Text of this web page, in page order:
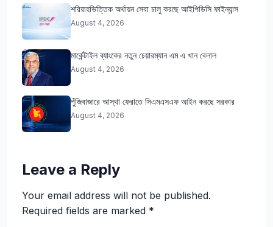
শরিয়াহভিত্তিক অর্থায়ন সেবা চালু করছে আইপিডিসি ফাইন্যান্স
August 4, 2026
মার্কেন্টাইল ব্যাংকের নতুন চেয়ারম্যান এম এ খান বেলাল
August 4, 2026
পুঁজিবাজারে আস্থা ফেরাতে সিএমএসএফ আইন করছে সরকার
August 4, 2026
Leave a Reply
Your email address will not be published.
Required fields are marked *